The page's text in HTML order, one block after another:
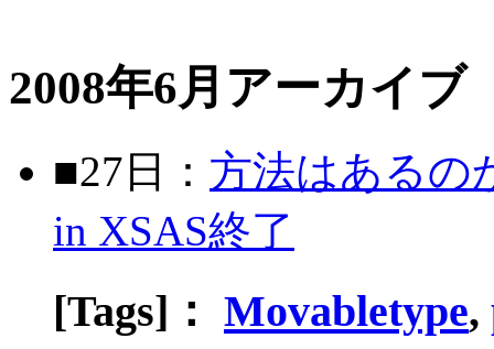
2008年6月アーカイブ
■27日： 方法はあるの
in XSAS終了
[Tags]： Movabletype,